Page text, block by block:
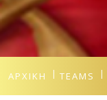
ΑΡΧΙΚΉ TEAMS